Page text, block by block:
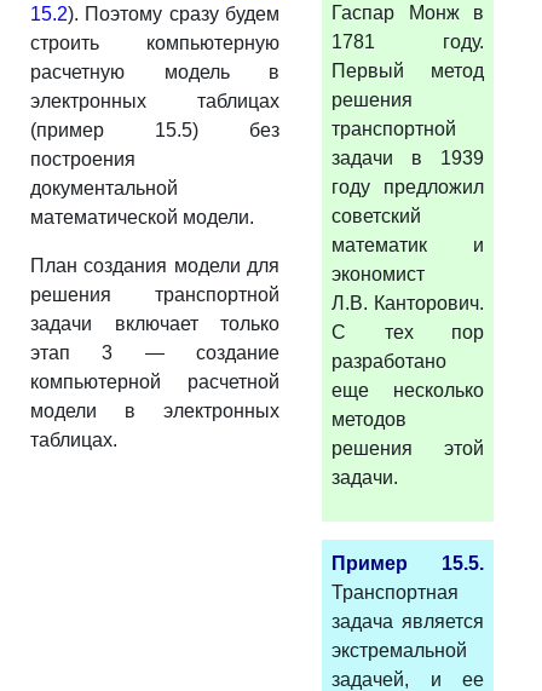
15.2). Поэтому сразу будем
строить компьютерную
расчетную модель в
электронных таблицах
(пример 15.5) без
построения
документальной
математической модели.
План создания модели для
решения транспортной
задачи включает только
этап 3 — создание
компьютерной расчетной
модели в электронных
таблицах.
Гаспар Монж в
1781 году.
Первый метод
решения
транспортной
задачи в 1939
году предложил
советский
математик и
экономист
Л.В. Канторович.
С тех пор
разработано
еще несколько
методов
решения этой
задачи.
Пример 15.5.
Транспортная
задача является
экстремальной
задачей, и ее